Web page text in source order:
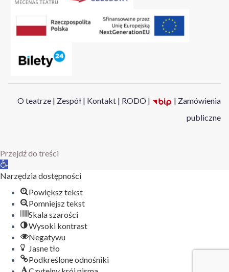
O teatrze | Zespół | Kontakt | RODO | | Zamówienia
publiczne
Przejdź do treści
Otwórz
pasek
narzędzi
Narzędzia dostępności
Powiększ tekst
Pomniejsz tekst
Skala szarości
Wysoki kontrast
Negatywu
Jasne tło
Podkreślone odnośniki